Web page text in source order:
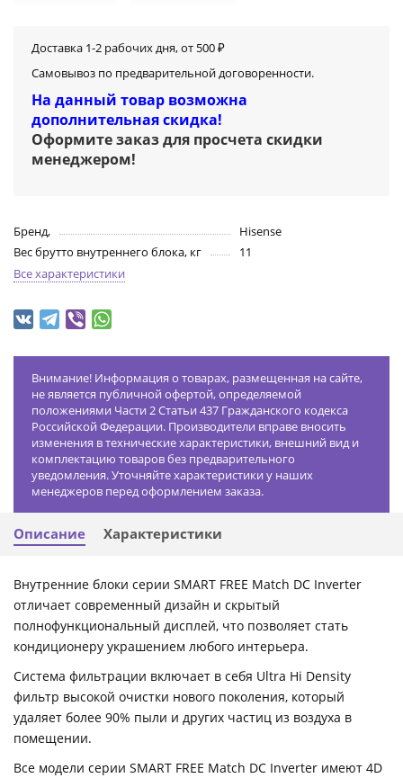
Доставка 1-2 рабочих дня, от 500 ₽
Самовывоз по предварительной договоренности.
На данный товар возможна
дополнительная скидка!
Оформите заказ для просчета скидки
менеджером!
Бренд,
Hisense
Вес брутто внутреннего блока, кг
11
Все характеристики
Внимание! Информация о товарах, размещенная на сайте,
не является публичной офертой, определяемой
положениями Части 2 Статьи 437 Гражданского кодекса
Российской Федерации. Производители вправе вносить
изменения в технические характеристики, внешний вид и
комплектацию товаров без предварительного
уведомления. Уточняйте характеристики у наших
менеджеров перед оформлением заказа.
Описание Характеристики
Внутренние блоки серии SMART FREE Match DC Inverter
отличает современный дизайн и скрытый
полнофункциональный дисплей, что позволяет стать
кондиционеру украшением любого интерьера.
Система фильтрации включает в себя Ultra Hi Density
фильтр высокой очистки нового поколения, который
удаляет более 90% пыли и других частиц из воздуха в
помещении.
Все модели серии SMART FREE Match DC Inverter имеют 4D